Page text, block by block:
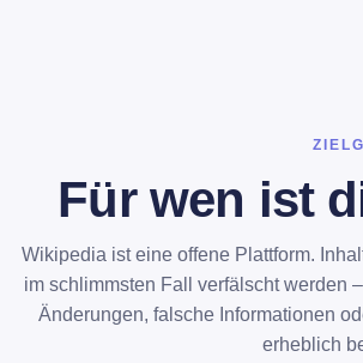
Für wen ist
Wikipedia ist eine offene Plattform.
im schlimmsten Fall verfälscht werden
Änderungen, falsche Informationen
erheblich